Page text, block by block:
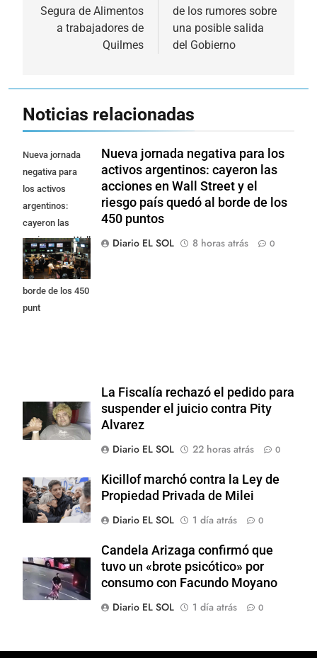
entradas
Segura de Alimentos
a trabajadores de
Quilmes
de los rumores sobre
una posible salida
del Gobierno
Noticias relacionadas
Nueva jornada
negativa para
los activos
argentinos:
cayeron las
acciones en Wall
Street y el riesgo
país quedó al
borde de los 450
punt
Nueva jornada negativa para los
activos argentinos: cayeron las
acciones en Wall Street y el
riesgo país quedó al borde de los
450 puntos
Diario EL SOL
8 horas atrás 0
La Fiscalía rechazó el pedido para
suspender el juicio contra Pity
Alvarez
Diario EL SOL
22 horas atrás 0
Kicillof marchó contra la Ley de
Propiedad Privada de Milei
Diario EL SOL
1 día atrás 0
Candela Arizaga confirmó que
tuvo un «brote psicótico» por
consumo con Facundo Moyano
Diario EL SOL
1 día atrás 0